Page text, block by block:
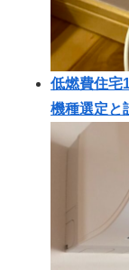
低燃費住宅
機種選定と